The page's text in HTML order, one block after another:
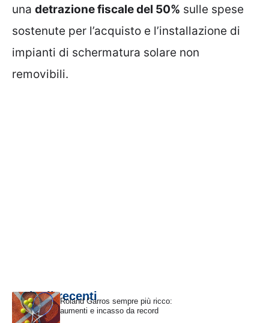
una detrazione fiscale del 50% sulle spese
sostenute per l’acquisto e l’installazione di
impianti di schermatura solare non
removibili.
Articoli recentiRoland Garros sempre più ricco:
aumenti e incasso da record